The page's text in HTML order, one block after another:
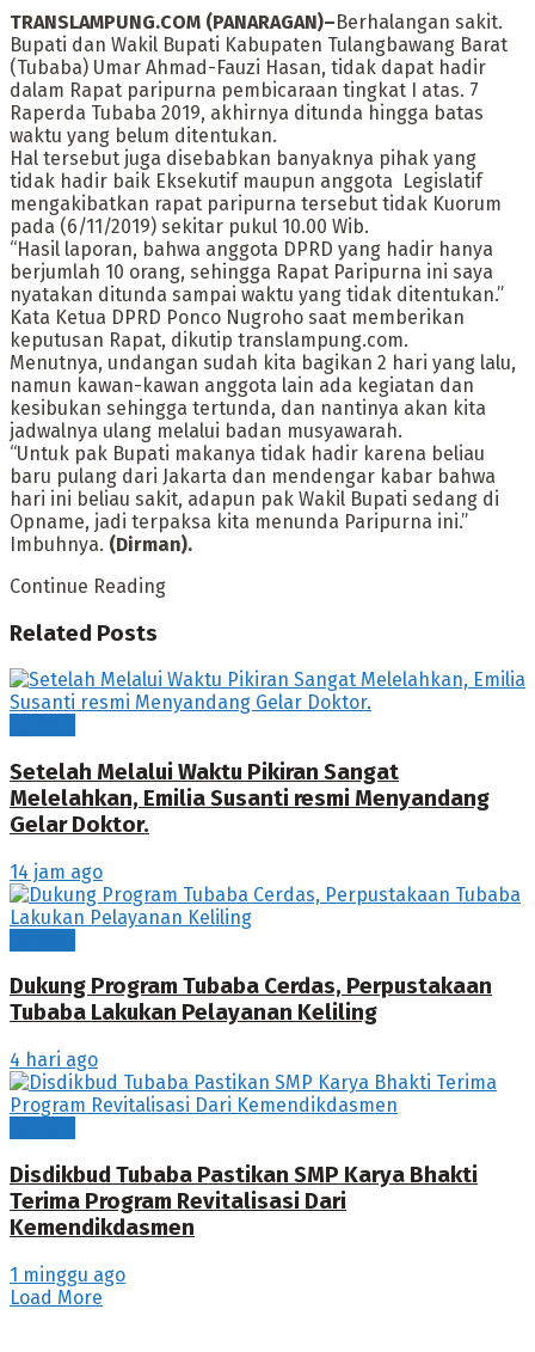
TRANSLAMPUNG.COM (PANARAGAN)–Berhalangan sakit.
Bupati dan Wakil Bupati Kabupaten Tulangbawang Barat
(Tubaba) Umar Ahmad-Fauzi Hasan, tidak dapat hadir
dalam Rapat paripurna pembicaraan tingkat I atas. 7
Raperda Tubaba 2019, akhirnya ditunda hingga batas
waktu yang belum ditentukan.
Hal tersebut juga disebabkan banyaknya pihak yang
tidak hadir baik Eksekutif maupun anggota Legislatif
mengakibatkan rapat paripurna tersebut tidak Kuorum
pada (6/11/2019) sekitar pukul 10.00 Wib.
“Hasil laporan, bahwa anggota DPRD yang hadir hanya
berjumlah 10 orang, sehingga Rapat Paripurna ini saya
nyatakan ditunda sampai waktu yang tidak ditentukan.”
Kata Ketua DPRD Ponco Nugroho saat memberikan
keputusan Rapat, dikutip translampung.com.
Menutnya, undangan sudah kita bagikan 2 hari yang lalu,
namun kawan-kawan anggota lain ada kegiatan dan
kesibukan sehingga tertunda, dan nantinya akan kita
jadwalnya ulang melalui badan musyawarah.
“Untuk pak Bupati makanya tidak hadir karena beliau
baru pulang dari Jakarta dan mendengar kabar bahwa
hari ini beliau sakit, adapun pak Wakil Bupati sedang di
Opname, jadi terpaksa kita menunda Paripurna ini.”
Imbuhnya. (Dirman).
Continue Reading
Related Posts
Setelah Melalui Waktu Pikiran Sangat
Melelahkan, Emilia Susanti resmi Menyandang
Gelar Doktor.
14 jam ago
Dukung Program Tubaba Cerdas, Perpustakaan
Tubaba Lakukan Pelayanan Keliling
4 hari ago
Disdikbud Tubaba Pastikan SMP Karya Bhakti
Terima Program Revitalisasi Dari
Kemendikdasmen
1 minggu ago
Load More